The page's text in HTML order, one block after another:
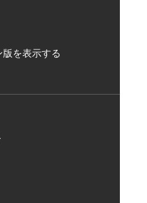
版を表示する